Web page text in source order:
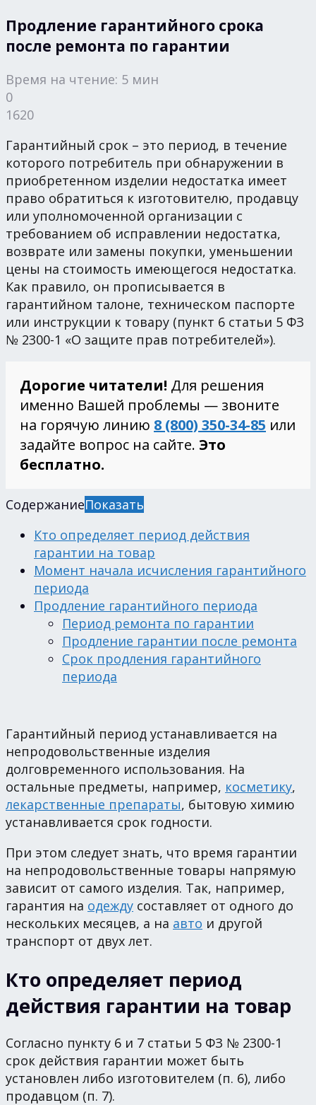
Продление гарантийного срока
после ремонта по гарантии
Время на чтение: 5 мин
0
1620
Гарантийный срок – это период, в течение
которого потребитель при обнаружении в
приобретенном изделии недостатка имеет
право обратиться к изготовителю, продавцу
или уполномоченной организации с
требованием об исправлении недостатка,
возврате или замены покупки, уменьшении
цены на стоимость имеющегося недостатка.
Как правило, он прописывается в
гарантийном талоне, техническом паспорте
или инструкции к товару (пункт 6 статьи 5 ФЗ
№ 2300-1 «О защите прав потребителей»).
Дорогие читатели! Для решения
именно Вашей проблемы — звоните
на горячую линию 8 (800) 350-34-85 или
задайте вопрос на сайте. Это
бесплатно.
СодержаниеПоказать
Кто определяет период действия
гарантии на товар
Момент начала исчисления гарантийного
периода
Продление гарантийного периода
Период ремонта по гарантии
Продление гарантии после ремонта
Срок продления гарантийного
периода
Гарантийный период устанавливается на
непродовольственные изделия
долговременного использования. На
остальные предметы, например, косметику,
лекарственные препараты, бытовую химию
устанавливается срок годности.
При этом следует знать, что время гарантии
на непродовольственные товары напрямую
зависит от самого изделия. Так, например,
гарантия на одежду составляет от одного до
нескольких месяцев, а на авто и другой
транспорт от двух лет.
Кто определяет период
действия гарантии на товар
Согласно пункту 6 и 7 статьи 5 ФЗ № 2300-1
срок действия гарантии может быть
установлен либо изготовителем (п. 6), либо
продавцом (п. 7).